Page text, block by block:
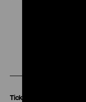
Tickets